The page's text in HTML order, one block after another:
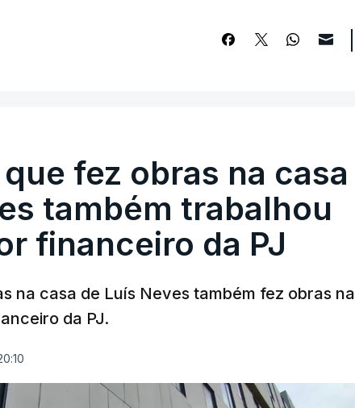
fez obras na casa
também trabalhou
financeiro da PJ
na casa de Luís Neves também fez obras na
da PJ.